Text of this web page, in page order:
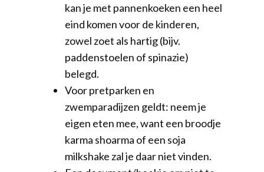
kan je met pannenkoeken een heel
eind komen voor de kinderen,
zowel zoet als hartig (bijv.
paddenstoelen of spinazie)
belegd.
Voor pretparken en
zwemparadijzen geldt: neem je
eigen eten mee, want een broodje
karma shoarma of een soja
milkshake zal je daar niet vinden.